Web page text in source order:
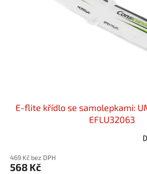
E-flite křídlo se samolepkami:
EFLU32063
469 Kč bez DPH
568 Kč